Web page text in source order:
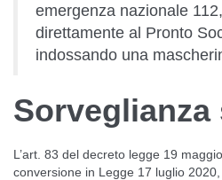
emergenza nazionale
direttamente al Pronto
indossando una
Sorveglianza
L’art. 83 del decreto legge 19
conversione in Legge 17 luglio